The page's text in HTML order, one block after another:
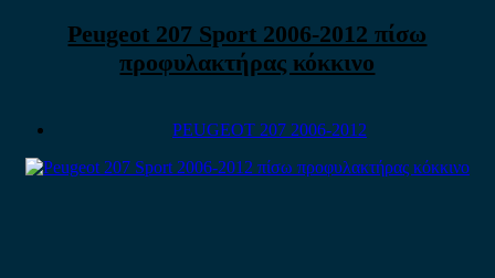
Peugeot 207 Sport 2006-2012 πίσω
προφυλακτήρας κόκκινο
PEUGEOT 207 2006-2012